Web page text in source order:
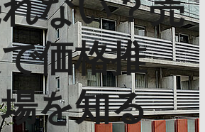
ない？売
価格推
を知る